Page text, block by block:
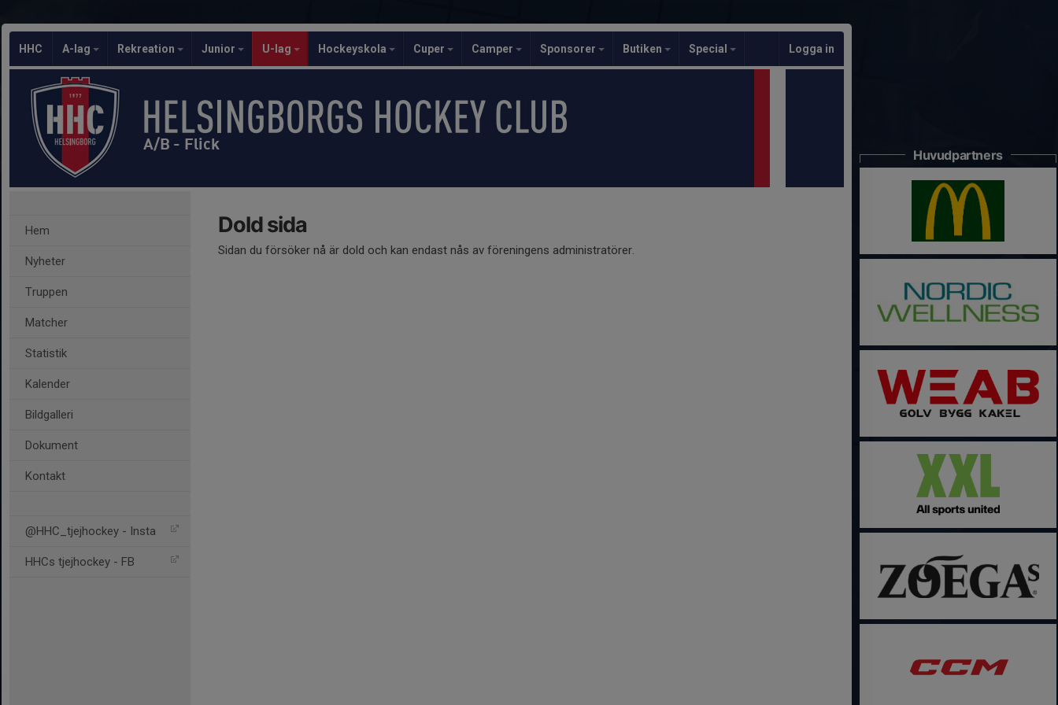
HHC A-lag Rekreation Junior U-lag Hockeyskola Cuper Camper Sponsorer Butiken Special Logga in
A/B - Flick
Hem
Nyheter
Truppen
Matcher
Statistik
Kalender
Bildgalleri
Dokument
Kontakt
@HHC_tjejhockey - Insta
HHCs tjejhockey - FB
Dold sida
Sidan du försöker nå är dold och kan endast nås av föreningens administratörer.
Huvudpartners